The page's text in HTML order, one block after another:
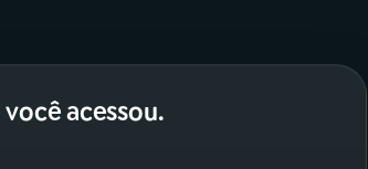
acessou.